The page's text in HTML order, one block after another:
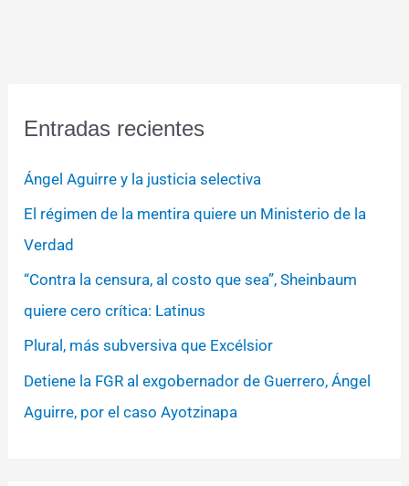
Entradas recientes
Ángel Aguirre y la justicia selectiva
El régimen de la mentira quiere un Ministerio de la
Verdad
“Contra la censura, al costo que sea”, Sheinbaum
quiere cero crítica: Latinus
Plural, más subversiva que Excélsior
Detiene la FGR al exgobernador de Guerrero, Ángel
Aguirre, por el caso Ayotzinapa